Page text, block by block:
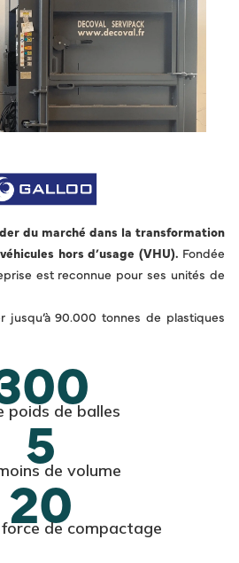
du marché dans la transformation
hors d’usage (VHU). Fondée
est reconnue pour ses unités de
jusqu’à 90.000 tonnes de plastiques
poids de balles
5de volume
20de compactage